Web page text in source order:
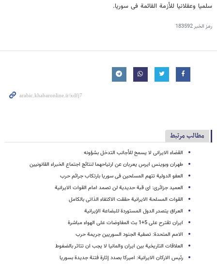
سلمیا وعقلانیا للأزمة القائمة فی سوریا.
رمز الخبر183592
مطالب مرتبط
القضاء الایرانی لا یسمح للأجانب التدخل بشؤونه
طهران وبوینس ایرس یعربان عن ارتیاحهما لنتائج اجتماع الخبراء القانونیین
العفو الدولیة تتهم المسلحین فی سوریا بارتکاب جرائم حرب
العمید جزائری: ای قبة حدیدیة لن تصمد امام القوات الایرانیة
القوات المسلحة الایرانیة حققت الاکتفاء الذاتی بالکامل
العراق یتصدر الدول المستوردة للبضاعة الإیرانیة
ایران تقترح على 5+1 بث المفاوضات على الهواء مباشرة
الامم المتحدة: تصفیة الجنود السوریین جریمة حرب
العلاقات التاریخیة بین ایران والمانیا لا یجب ان تتاثر بالضغوط
رئیس الارکان الایرانیة: امیرکا بصدد إثارة فتنة جدیدة بسوریا